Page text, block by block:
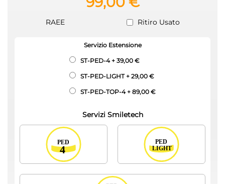
RAEE Ritiro Usato
Servizio Estensione
ST-PED-4+ 39,00 €
ST-PED-LIGHT+ 29,00 €
ST-PED-TOP-4+ 89,00 €
Servizi Smiletech